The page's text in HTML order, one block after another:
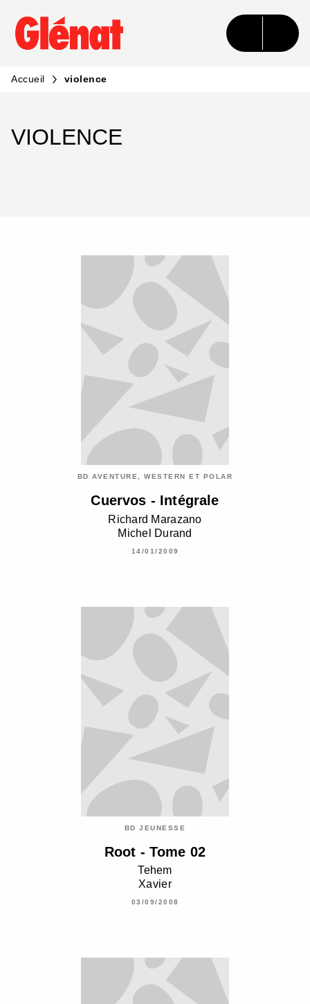
MENU RECHERCHE CONTENU
PIED DE PAGE
Accueil violence
VIOLENCE
BD AVENTURE, WESTERN ET POLAR
Cuervos - Intégrale
Richard Marazano
Michel Durand
14/01/2009
BD JEUNESSE
Root - Tome 02
Tehem
Xavier
03/09/2008